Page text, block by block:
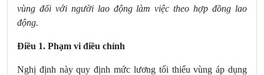
vùng đối với người lao động làm việc theo hợp đồng lao
động.
Điều 1. Phạm vi điều chỉnh
Nghị định này quy định mức lương tối thiểu vùng áp dụng